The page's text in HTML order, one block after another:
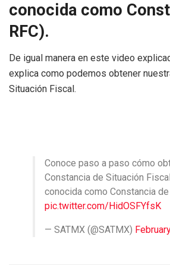
conocida como
RFC).
De igual manera en este video
explica como podemos obtener
Situación Fiscal.
Conoce paso a paso cómo
Constancia de Situación
conocida como Constancia de
pic.twitter.com/HidOSFYfsK
— SATMX (@SATMX)